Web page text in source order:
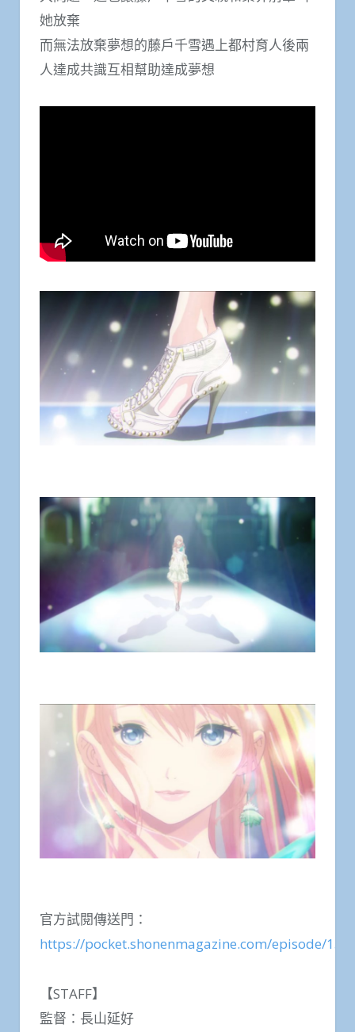
她放棄
而無法放棄夢想的藤戶千雪遇上都村育人後兩
人達成共識互相幫助達成夢想
官方試閱傳送門：
https://pocket.shonenmagazine.com/episode/
【STAFF】
監督：長山延好